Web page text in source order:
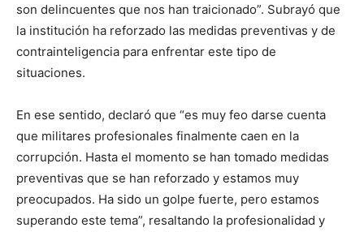
son delincuentes que nos han traicionado”. Subrayó que
la institución ha reforzado las medidas preventivas y de
contrainteligencia para enfrentar este tipo de
situaciones.
En ese sentido, declaró que “es muy feo darse cuenta
que militares profesionales finalmente caen en la
corrupción. Hasta el momento se han tomado medidas
preventivas que se han reforzado y estamos muy
preocupados. Ha sido un golpe fuerte, pero estamos
superando este tema”, resaltando la profesionalidad y